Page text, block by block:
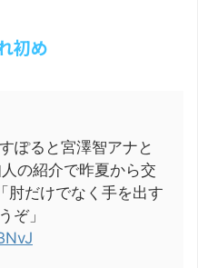
初め
すぽると宮澤智アナと
の紹介で昨夏から交
だけでなく手を出す
ぞ」